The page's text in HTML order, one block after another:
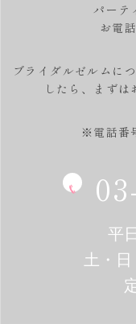
パーテ
お電
ブライダルゼルムに
したら、
まずは
※電話番
平
土・